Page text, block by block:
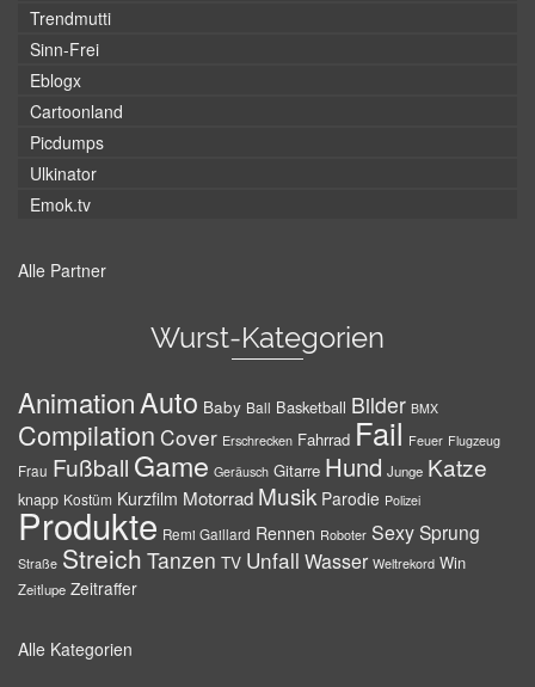
Trendmutti
Sinn-Frei
Eblogx
Cartoonland
Picdumps
Ulkinator
Emok.tv
Alle Partner
Wurst-Kategorien
AnimationAuto Baby Ball Basketball Bilder BMX
Compilation Cover Erschrecken Fahrrad Fail Feuer Flugzeug
Frau Fußball Game Geräusch Gitarre Hund Junge Katze
knapp Kostüm Kurzfilm Motorrad Musik Parodie Polizei
Produkte Remi Gaillard Rennen Roboter SexySprung
Straße Streich Tanzen TV Unfall Wasser Weltrekord Win
Zeitlupe Zeitraffer
Alle Kategorien